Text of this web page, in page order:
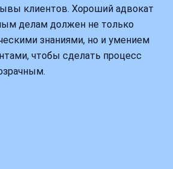
клиентов. Хороший адвокат
делам должен не только
знаниями, но и умением
чтобы сделать процесс